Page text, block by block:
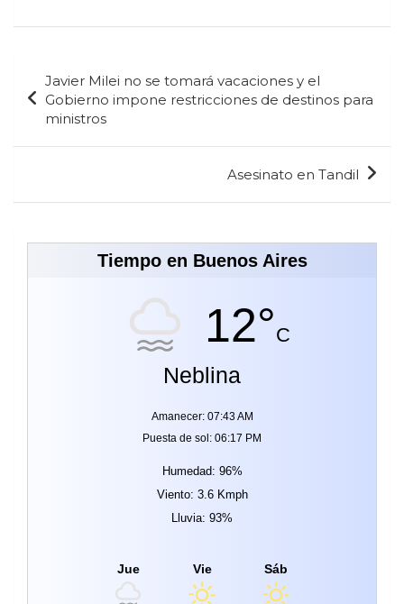
de
entradas
Javier Milei no se tomará vacaciones y el
Gobierno impone restricciones de destinos para
ministros
Asesinato en Tandil
Tiempo en Buenos Aires
12°C
Neblina
Amanecer: 07:43 AM
Puesta de sol: 06:17 PM
Humedad: 96%
Viento: 3.6 Kmph
Lluvia: 93%
Jue Vie Sáb